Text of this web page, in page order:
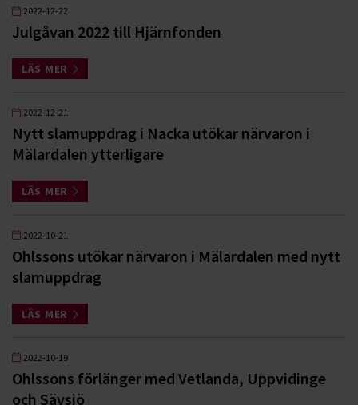
2022-12-22
Julgåvan 2022 till Hjärnfonden
LÄS MER
2022-12-21
Nytt slamuppdrag i Nacka utökar närvaron i
Mälardalen ytterligare
LÄS MER
2022-10-21
Ohlssons utökar närvaron i Mälardalen med nytt
slamuppdrag
LÄS MER
2022-10-19
Ohlssons förlänger med Vetlanda, Uppvidinge
och Sävsjö